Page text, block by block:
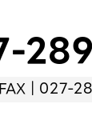
FAX｜027-